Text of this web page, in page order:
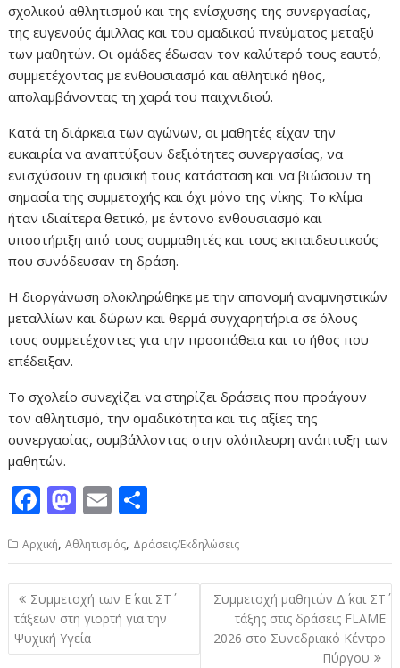
σχολικού αθλητισμού και της ενίσχυσης της συνεργασίας,
της ευγενούς άμιλλας και του ομαδικού πνεύματος μεταξύ
των μαθητών. Οι ομάδες έδωσαν τον καλύτερό τους εαυτό,
συμμετέχοντας με ενθουσιασμό και αθλητικό ήθος,
απολαμβάνοντας τη χαρά του παιχνιδιού.
Κατά τη διάρκεια των αγώνων, οι μαθητές είχαν την
ευκαιρία να αναπτύξουν δεξιότητες συνεργασίας, να
ενισχύσουν τη φυσική τους κατάσταση και να βιώσουν τη
σημασία της συμμετοχής και όχι μόνο της νίκης. Το κλίμα
ήταν ιδιαίτερα θετικό, με έντονο ενθουσιασμό και
υποστήριξη από τους συμμαθητές και τους εκπαιδευτικούς
που συνόδευσαν τη δράση.
Η διοργάνωση ολοκληρώθηκε με την απονομή αναμνηστικών
μεταλλίων και δώρων και θερμά συγχαρητήρια σε όλους
τους συμμετέχοντες για την προσπάθεια και το ήθος που
επέδειξαν.
Το σχολείο συνεχίζει να στηρίζει δράσεις που προάγουν
τον αθλητισμό, την ομαδικότητα και τις αξίες της
συνεργασίας, συμβάλλοντας στην ολόπλευρη ανάπτυξη των
μαθητών.
F
ac
e
b
o
o
M
to
d
o
n
E
m
ai
l
οι
ρ
α
σ
Aρχική,Αθλητισμός, Δράσεις/Εκδηλώσεις
Πλοήγηση
άρθρων
Συμμετοχή των Ε΄ και ΣΤ΄
τάξεων στη γιορτή για την
Ψυχική Υγεία
Συμμετοχή μαθητών Δ΄ και ΣΤ΄
τάξης στις δράσεις FLAME
2026 στο Συνεδριακό Κέντρο
Πύργου